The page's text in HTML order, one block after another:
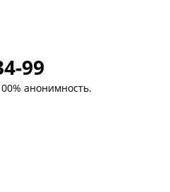
99
анонимность.